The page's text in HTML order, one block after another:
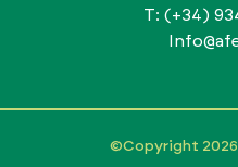
T: (+34)
©Copyright